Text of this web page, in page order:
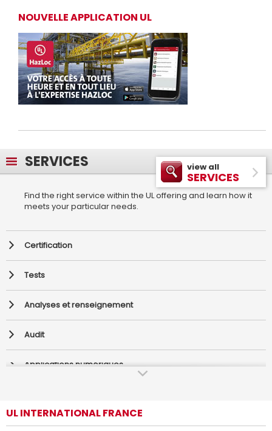
NOUVELLE APPLICATION UL
SERVICES view all
SERVICES
Find the right service within the UL offering and learn how it
meets your particular needs.
Certification
Tests
Analyses et renseignement
Audit
Applications numériques
Conseil
UL INTERNATIONAL FRANCE